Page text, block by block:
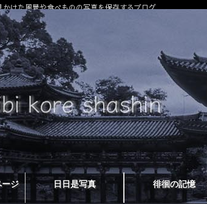
ージ 日日是写真 徘徊の記憶
かけた風景や食べものの写真を保存するブログ